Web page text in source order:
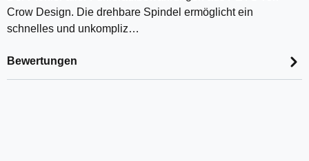
Crow Design. Die drehbare Spindel ermöglicht ein
schnelles und unkompliz…
Bewertungen